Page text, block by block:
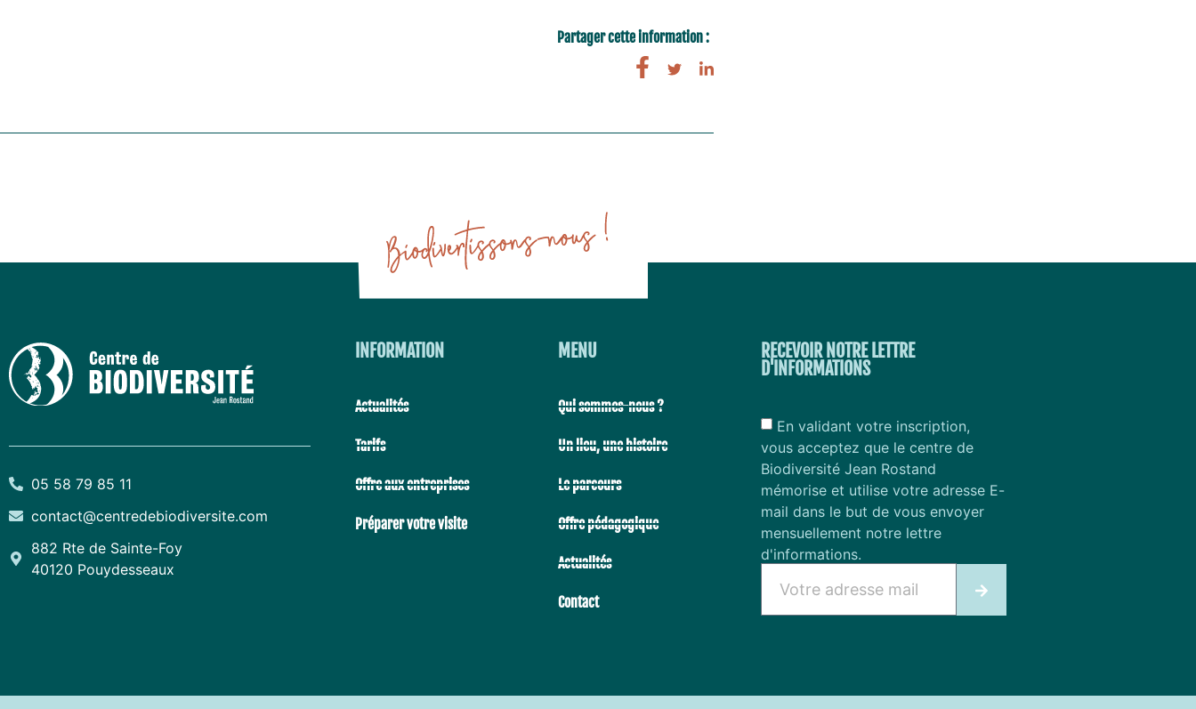
Partager cette information :
05 58 79 85 11
contact@centredebiodiversite.com
882 Rte de Sainte-Foy
40120 Pouydesseaux
INFORMATION
Actualités
Tarifs
Offre aux entreprises
Préparer votre visite
MENU
Qui sommes-nous ?
Un lieu, une histoire
Le parcours
Offre pédagogique
Actualités
Contact
RECEVOIR NOTRE LETTRE
D'INFORMATIONS
En validant votre inscription,
vous acceptez que le centre de
Biodiversité Jean Rostand
mémorise et utilise votre adresse E-
mail dans le but de vous envoyer
mensuellement notre lettre
d'informations.